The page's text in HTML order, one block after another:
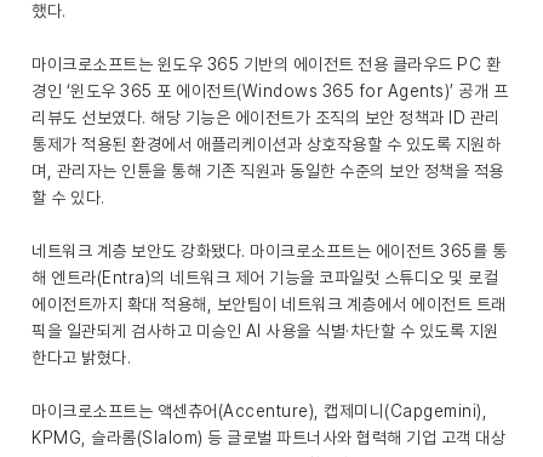
했다.
마이크로소프트는 윈도우 365 기반의 에이전트 전용 클라우드 PC 환
경인 ‘윈도우 365 포 에이전트(Windows 365 for Agents)’ 공개 프
리뷰도 선보였다. 해당 기능은 에이전트가 조직의 보안 정책과 ID 관리
통제가 적용된 환경에서 애플리케이션과 상호작용할 수 있도록 지원하
며, 관리자는 인튠을 통해 기존 직원과 동일한 수준의 보안 정책을 적용
할 수 있다.
네트워크 계층 보안도 강화됐다. 마이크로소프트는 에이전트 365를 통
해 엔트라(Entra)의 네트워크 제어 기능을 코파일럿 스튜디오 및 로컬
에이전트까지 확대 적용해, 보안팀이 네트워크 계층에서 에이전트 트래
픽을 일관되게 검사하고 미승인 AI 사용을 식별·차단할 수 있도록 지원
한다고 밝혔다.
마이크로소프트는 액센츄어(Accenture), 캡제미니(Capgemini),
KPMG, 슬라롬(Slalom) 등 글로벌 파트너사와 협력해 기업 고객 대상